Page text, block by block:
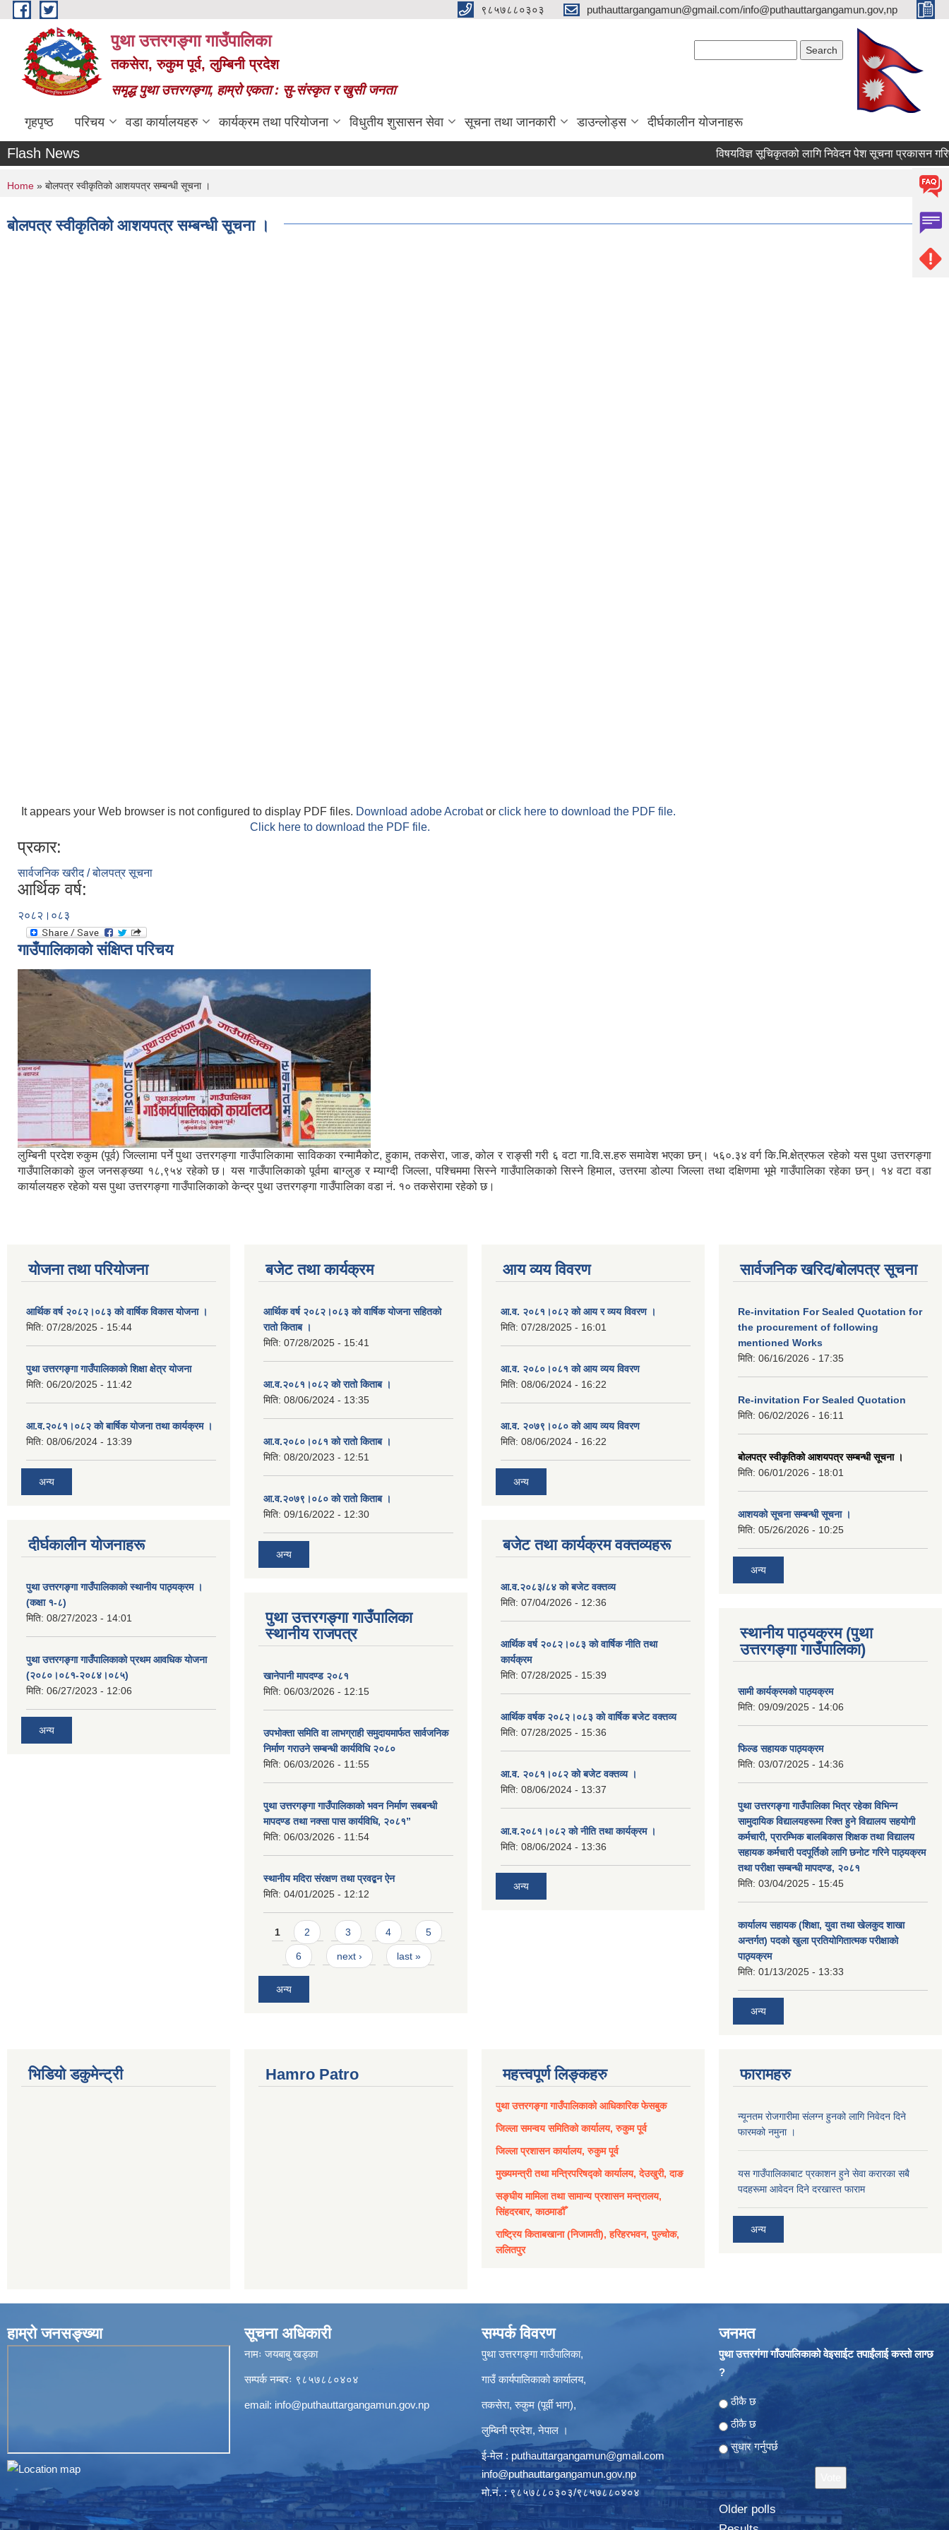
Skip to main content ९८५७८८०३०३ puthauttargangamun@gmail.com/info@puthauttargangamun.gov,np
पुथा उत्तरगङ्गा गाउँपालिका
तकसेरा, रुकुम पूर्व, लुम्बिनी प्रदेश
समृद्ध पुथा उत्तरगङ्गा, हाम्रो एकता : सु-संस्कृत र खुसी जनता
गृहपृष्ठ परिचय वडा कार्यालयहरु कार्यक्रम तथा परियोजना विधुतीय शुसासन सेवा सूचना तथा जानकारी डाउन्लोड्स दीर्घकालीन योजनाहरू
Flash News विषयविज्ञ सूचिकृतको लागि निवेदन पेश सूचना प्रकासन गरिएको
You are here
Home » बोलपत्र स्वीकृतिको आशयपत्र सम्बन्धी सूचना ।
बोलपत्र स्वीकृतिको आशयपत्र सम्बन्धी सूचना ।
It appears your Web browser is not configured to display PDF files. Download adobe Acrobator click here to download the PDF file.
Click here to download the PDF file.
प्रकार:
सार्वजनिक खरीद / बोलपत्र सूचना
आर्थिक वर्ष:
२०८२।०८३
गाउँपालिकाको संक्षिप्त परिचय
लुम्बिनी प्रदेश रुकुम (पूर्व) जिल्लामा पर्ने पुथा उत्तरगङ्गा गाउँपालिकामा साविकका रन्मामैकोट, हुकाम, तकसेरा, जाङ, कोल र राङ्सी गरी ६ वटा गा.वि.स.हरु समावेश भएका छन्। ५६०.३४ वर्ग कि.मि.क्षेत्रफल रहेको यस पुथा उत्तरगङ्गा
गाउँपालिकाको कुल जनसङ्ख्या १८,९५४ रहेको छ। यस गाउँपालिकाको पूर्वमा बाग्लुङ र म्याग्दी जिल्ला, पश्चिममा सिस्ने गाउँपालिकाको सिस्ने हिमाल, उत्तरमा डोल्पा जिल्ला तथा दक्षिणमा भूमे गाउँपालिका रहेका छन्। १४ वटा वडा
कार्यालयहरु रहेको यस पुथा उत्तरगङ्गा गाउँपालिकाको केन्द्र पुथा उत्तरगङ्गा गाउँपालिका वडा नं. १० तकसेरामा रहेको छ।
योजना तथा परियोजना
आर्थिक वर्ष २०८२।०८३ को वार्षिक विकास योजना ।
मिति: 07/28/2025 - 15:44
पुथा उत्तरगङ्गा गाउँपालिकाको शिक्षा क्षेत्र योजना
मिति: 06/20/2025 - 11:42
आ.व.२०८१।०८२ को बार्षिक योजना तथा कार्यक्रम ।
मिति: 08/06/2024 - 13:39
अन्य
दीर्घकालीन योजनाहरू
पुथा उत्तरगङ्गा गाउँपालिकाको स्थानीय पाठ्यक्रम ।
(कक्षा १-८)
मिति: 08/27/2023 - 14:01
पुथा उत्तरगङ्गा गाउँपालिकाको प्रथम आवधिक योजना
(२०८०।०८१-२०८४।०८५)
मिति: 06/27/2023 - 12:06
अन्य
बजेट तथा कार्यक्रम
आर्थिक वर्ष २०८२।०८३ को वार्षिक योजना सहितको
रातो किताब ।
मिति: 07/28/2025 - 15:41
आ.व.२०८१।०८२ को रातो किताब ।
मिति: 08/06/2024 - 13:35
आ.व.२०८०।०८१ को रातो किताब ।
मिति: 08/20/2023 - 12:51
आ.व.२०७९।०८० को रातो किताब ।
मिति: 09/16/2022 - 12:30
अन्य
पुथा उत्तरगङ्गा गाउँपालिका
स्थानीय राजपत्र
खानेपानी मापदण्ड २०८१
मिति: 06/03/2026 - 12:15
उपभोक्ता समिति वा लाभग्राही समुदायमार्फत सार्वजनिक
निर्माण गराउने सम्बन्धी कार्यविधि २०८०
मिति: 06/03/2026 - 11:55
पुथा उत्तरगङ्गा गाउँपालिकाको भवन निर्माण सबबन्धी
मापदण्ड तथा नक्सा पास कार्यविधि, २०८१”
मिति: 06/03/2026 - 11:54
स्थानीय मदिरा संरक्षण तथा प्रवद्बन ऐन
मिति: 04/01/2025 - 12:12
Pages
1 2 3 4 5
6 next › last »
अन्य
आय व्यय विवरण
आ.व. २०८१।०८२ को आय र व्यय विवरण ।
मिति: 07/28/2025 - 16:01
आ.व. २०८०।०८१ को आय व्यय विवरण
मिति: 08/06/2024 - 16:22
आ.व. २०७९।०८० को आय व्यय विवरण
मिति: 08/06/2024 - 16:22
अन्य
बजेट तथा कार्यक्रम वक्तव्यहरू
आ.व.२०८३/८४ को बजेट वक्तव्य
मिति: 07/04/2026 - 12:36
आर्थिक वर्ष २०८२।०८३ को वार्षिक नीति तथा
कार्यक्रम
मिति: 07/28/2025 - 15:39
आर्थिक वर्षक २०८२।०८३ को वार्षिक बजेट वक्तव्य
मिति: 07/28/2025 - 15:36
आ.व. २०८१।०८२ को बजेट वक्तव्य ।
मिति: 08/06/2024 - 13:37
आ.व.२०८१।०८२ को नीति तथा कार्यक्रम ।
मिति: 08/06/2024 - 13:36
अन्य
सार्वजनिक खरिद/बोलपत्र सूचना
Re-invitation For Sealed Quotation for
the procurement of following
mentioned Works
मिति: 06/16/2026 - 17:35
Re-invitation For Sealed Quotation
मिति: 06/02/2026 - 16:11
बोलपत्र स्वीकृतिको आशयपत्र सम्बन्धी सूचना ।
मिति: 06/01/2026 - 18:01
आशयको सूचना सम्बन्धी सूचना ।
मिति: 05/26/2026 - 10:25
अन्य
स्थानीय पाठ्यक्रम (पुथा
उत्तरगङ्गा गाउँपालिका)
सामी कार्यक्रमको पाठ्यक्रम
मिति: 09/09/2025 - 14:06
फिल्ड सहायक पाठ्यक्रम
मिति: 03/07/2025 - 14:36
पुथा उत्तरगङ्गा गाउँपालिका भित्र रहेका विभिन्न
सामुदायिक विद्यालयहरूमा रिक्त हुने विद्यालय सहयोगी
कर्मचारी, प्रारम्भिक बालबिकास शिक्षक तथा विद्यालय
सहायक कर्मचारी पदपूर्तिको लागि छनोट गरिने पाठ्यक्रम
तथा परीक्षा सम्बन्धी मापदण्ड, २०८१
मिति: 03/04/2025 - 15:45
कार्यालय सहायक (शिक्षा, युवा तथा खेलकुद शाखा
अन्तर्गत) पदको खुला प्रतियोगितात्मक परीक्षाको
पाठ्यक्रम
मिति: 01/13/2025 - 13:33
अन्य
भिडियो डकुमेन्ट्री Hamro Patro महत्त्वपूर्ण लिङ्कहरु
पुथा उत्तरगङ्गा गाउँपालिकाको आधिकारिक फेसबुक
जिल्ला समन्वय समितिको कार्यालय, रुकुम पूर्व
जिल्ला प्रशासन कार्यालय, रुकुम पूर्व
मुख्यमन्त्री तथा मन्त्रिपरिषद्को कार्यालय, देउखुरी, दाङ
सङ्घीय मामिला तथा सामान्य प्रशासन मन्त्रालय,
सिंहदरबार, काठमाडौँ
राष्ट्रिय किताबखाना (निजामती), हरिहरभवन, पुल्चोक,
ललितपुर
फारामहरु
न्यूनतम रोजगारीमा संलग्न हुनको लागि निवेदन दिने
फारमको नमुना ।
यस गाउँपालिकाबाट प्रकाशन हुने सेवा करारका सबै
पदहरूमा आवेदन दिने दरखास्त फाराम
अन्य
हाम्रो जनसङ्ख्या सूचना अधिकारी
नामः जयबाबु खड्का
सम्पर्क नम्बरः ९८५७८८०४०४
email: info@puthauttargangamun.gov.np
सम्पर्क विवरण
पुथा उत्तरगङ्गा गाउँपालिका,
गाउँ कार्यपालिकाको कार्यालय,
तकसेरा, रुकुम (पूर्वी भाग),
लुम्बिनी प्रदेश, नेपाल ।
ई-मेल : puthauttargangamun@gmail.com
info@puthauttargangamun.gov.np
मो.नं. : ९८५७८८०३०३/९८५७८८०४०४
जनमत
पुथा उत्तरगंगा गाँउपालिकाको वेइसाईट तपाईंलाई कस्तो लाग्छ
?
Choices
ठीकै छ
ठीकै छ
सुधार गर्नुपर्छ
Older polls